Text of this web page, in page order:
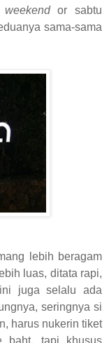
weekendor sabtu
sama-sama
lebih beragam
luas, ditata rapi,
juga selalu ada
seringnya si
harus nukerin tiket
baht, tapi khusus